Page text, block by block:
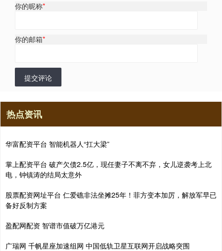
你的昵称*
你的邮箱*
提交评论
热点资讯
华富配资平台 智能机器人“扛大梁”
掌上配资平台 破产欠债2.5亿，现任妻子不离不弃，女儿逆袭考上北
电，钟镇涛的结局太意外
股票配资网址平台 仁爱礁非法坐摊25年！菲方变本加厉，解放军早已
备好反制方案
盈配网配资 智谱市值破万亿港元
广瑞网 千帆星座加速组网 中国低轨卫星互联网开启战略突围